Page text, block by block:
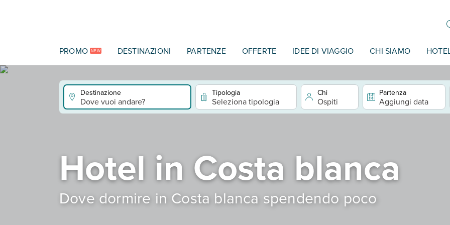
PROMO NEW DESTINAZIONI PARTENZE OFFERTE IDEE DI VIAGGIO CHI SIAMO
Destinazione
Dove vuoi andare?
Tipologia
Seleziona tipologia
Chi
Ospiti
Partenza
Aggiungi data
Hotel in Costa blanca
Dove dormire in Costa blanca spendendo poco